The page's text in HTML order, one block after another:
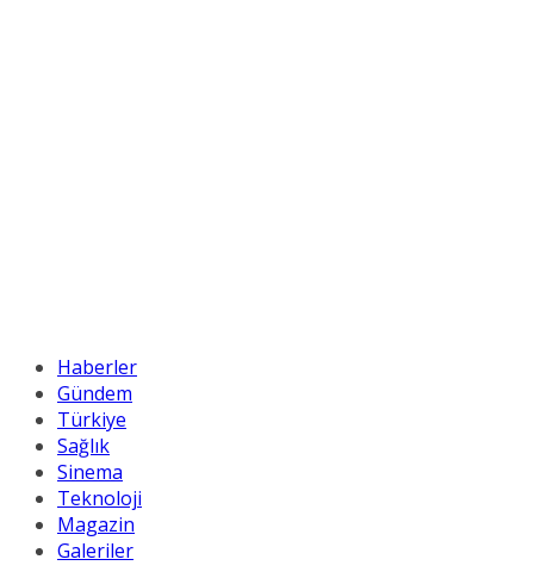
Haberler
Gündem
Türkiye
Sağlık
Sinema
Teknoloji
Magazin
Galeriler